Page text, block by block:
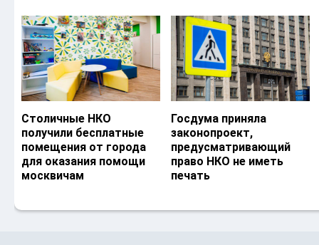
Столичные НКО
получили бесплатные
помещения от города
для оказания помощи
москвичам
Госдума приняла
законопроект,
предусматривающий
право НКО не иметь
печать